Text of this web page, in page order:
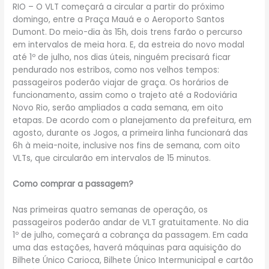
RIO – O VLT começará a circular a partir do próximo
domingo, entre a Praça Mauá e o Aeroporto Santos
Dumont. Do meio-dia às 15h, dois trens farão o percurso
em intervalos de meia hora. E, da estreia do novo modal
até 1º de julho, nos dias úteis, ninguém precisará ficar
pendurado nos estribos, como nos velhos tempos:
passageiros poderão viajar de graça. Os horários de
funcionamento, assim como o trajeto até a Rodoviária
Novo Rio, serão ampliados a cada semana, em oito
etapas. De acordo com o planejamento da prefeitura, em
agosto, durante os Jogos, a primeira linha funcionará das
6h à meia-noite, inclusive nos fins de semana, com oito
VLTs, que circularão em intervalos de 15 minutos.
Como comprar a passagem?
Nas primeiras quatro semanas de operação, os
passageiros poderão andar de VLT gratuitamente. No dia
1º de julho, começará a cobrança da passagem. Em cada
uma das estações, haverá máquinas para aquisição do
Bilhete Único Carioca, Bilhete Único Intermunicipal e cartão